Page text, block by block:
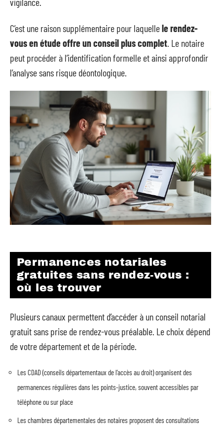
C’est une raison supplémentaire pour laquellele rendez-
vous en étude offre un conseil plus complet . Le notaire
peut procéder à l’identification formelle et ainsi approfondir
l’analyse sans risque déontologique.
Permanences notariales
gratuites sans rendez-vous :
où les trouver
Plusieurs canaux permettent d’accéder à un conseil notarial
gratuit sans prise de rendez-vous préalable. Le choix dépend
de votre département et de la période.
Les CDAD (conseils départementaux de l’accès au droit) organisent des
permanences régulières dans les points-justice, souvent accessibles par
téléphone ou sur place
Les chambres départementales des notaires proposent des consultations